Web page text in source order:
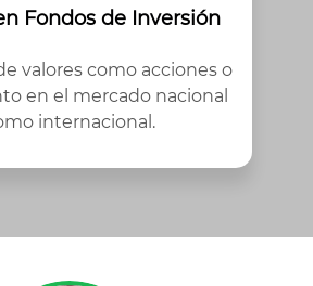
Fondos de Inversión
valores como acciones o
en el mercado nacional
internacional.